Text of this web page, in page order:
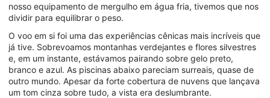
nosso equipamento de mergulho em água fria, tivemos que nos
dividir para equilibrar o peso.
O voo em si foi uma das experiências cênicas mais incríveis que
já tive. Sobrevoamos montanhas verdejantes e flores silvestres
e, em um instante, estávamos pairando sobre gelo preto,
branco e azul. As piscinas abaixo pareciam surreais, quase de
outro mundo. Apesar da forte cobertura de nuvens que lançava
um tom cinza sobre tudo, a vista era deslumbrante.